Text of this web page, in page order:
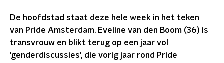
De hoofdstad staat deze hele week in het teken
van Pride Amsterdam. Eveline van den Boom (36) is
transvrouw en blikt terug op een jaar vol
'genderdiscussies', die vorig jaar rond Pride